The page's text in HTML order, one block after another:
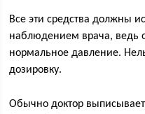
Все эти средства должны
наблюдением врача, ведь
нормальное давление.
дозировку.
Обычно доктор